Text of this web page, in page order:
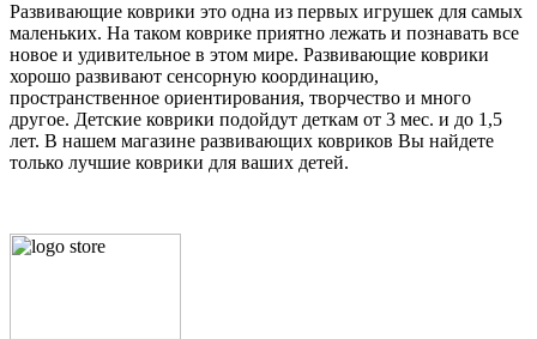
Развивающие коврики это одна из первых игрушек для самых
маленьких. На таком коврике приятно лежать и познавать все
новое и удивительное в этом мире. Развивающие коврики
хорошо развивают сенсорную координацию,
пространственное ориентирования, творчество и много
другое. Детские коврики подойдут деткам от 3 мес. и до 1,5
лет. В нашем магазине развивающих ковриков Вы найдете
только лучшие коврики для ваших детей.